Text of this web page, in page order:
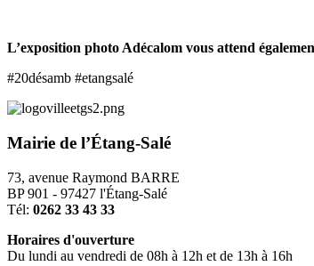
L’exposition photo Adécalom vous attend
#20désamb #etangsalé
Mairie de l’Étang-Salé
73, avenue Raymond BARRE
BP 901 - 97427 l'Étang-Salé
Tél: 0262 33 43 33
Horaires d'ouverture
Du lundi au vendredi de 08h à 12h et de 13h à 16h